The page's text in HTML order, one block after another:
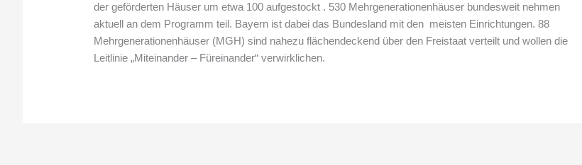
der geförderten Häuser um etwa 100 aufgestockt . 530 Mehrgenerationenhäuser bundesweit nehmen
aktuell an dem Programm teil. Bayern ist dabei das Bundesland mit den meisten Einrichtungen. 88
Mehrgenerationenhäuser (MGH) sind nahezu flächendeckend über den Freistaat verteilt und wollen die
Leitlinie „Miteinander – Füreinander“ verwirklichen.